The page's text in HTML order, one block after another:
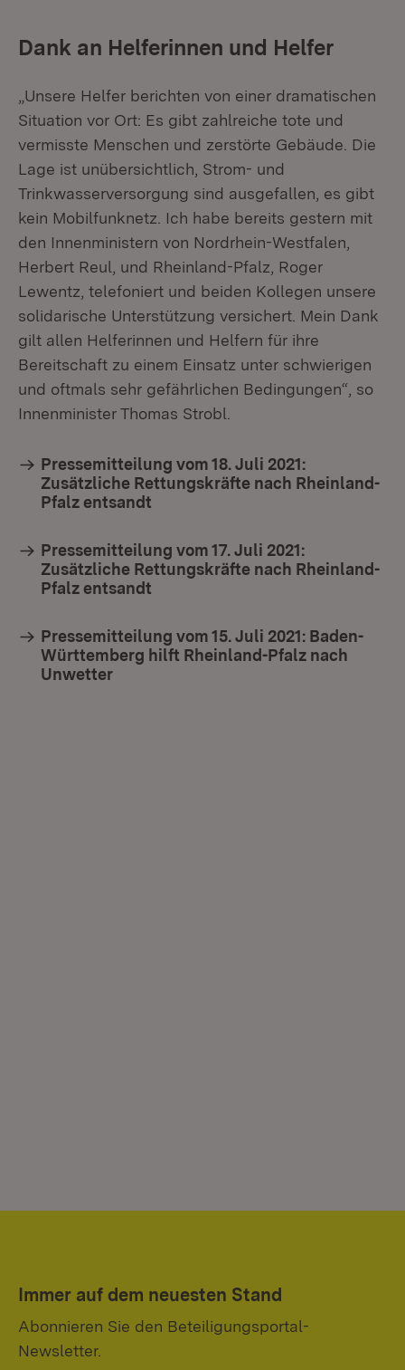
Dank an Helferinnen und Helfer
„Unsere Helfer berichten von einer dramatischen
Situation vor Ort: Es gibt zahlreiche tote und
vermisste Menschen und zerstörte Gebäude. Die
Lage ist unübersichtlich, Strom- und
Trinkwasserversorgung sind ausgefallen, es gibt
kein Mobilfunknetz. Ich habe bereits gestern mit
den Innenministern von Nordrhein-Westfalen,
Herbert Reul, und Rheinland-Pfalz, Roger
Lewentz, telefoniert und beiden Kollegen unsere
solidarische Unterstützung versichert. Mein Dank
gilt allen Helferinnen und Helfern für ihre
Bereitschaft zu einem Einsatz unter schwierigen
und oftmals sehr gefährlichen Bedingungen“, so
Innenminister Thomas Strobl.
Pressemitteilung vom 18. Juli 2021:
Zusätzliche Rettungskräfte nach Rheinland-
Pfalz entsandt
Pressemitteilung vom 17. Juli 2021:
Zusätzliche Rettungskräfte nach Rheinland-
Pfalz entsandt
Pressemitteilung vom 15. Juli 2021: Baden-
Württemberg hilft Rheinland-Pfalz nach
Unwetter
Immer auf dem neuesten Stand
Abonnieren Sie den Beteiligungsportal-
Newsletter.